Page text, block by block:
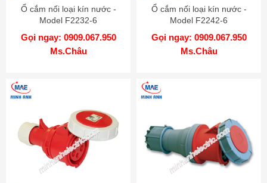
Ổ cắm nối loại kín nước -
Model F2232-6
Gọi ngay: 0909.067.950
Ms.Châu
Ổ cắm nối loại kín nước -
Model F2242-6
Gọi ngay: 0909.067.950
Ms.Châu